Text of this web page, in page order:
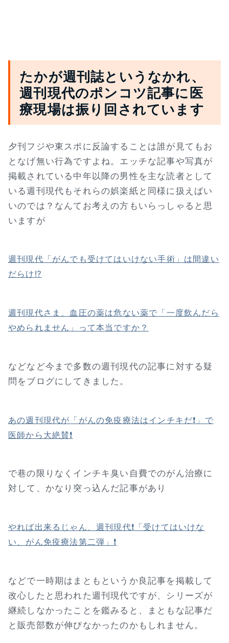
たかが週刊誌というなかれ、
週刊現代のポンコツ記事に医
療現場は振り回されています
夕刊フジや東スポに反論することは誰が見てもお
となげ無い行為ですよね。エッチな記事や写真が
掲載されている中年以降の男性を主な読者として
いる週刊現代もそれらの娯楽紙と同様に扱えばい
いのでは？なんてお考えの方もいらっしゃると思
いますが
週刊現代「がんでも受けてはいけない手術」は間違い
だらけ⁉
週刊現代さま、血圧の薬は危ない薬で「一度飲んだら
やめられません」って本当ですか？
などなど今まで多数の週刊現代の記事に対する疑
問をブログにしてきました。
あの週刊現代が「がんの免疫療法はインチキだ❗」で
医師から大絶賛❗
で巷の限りなくインチキ臭い自費でのがん治療に
対して、かなり突っ込んだ記事があり
やれば出来るじゃん、週刊現代❗「受けてはいけな
い、がん免疫療法第二弾」❗
などで一時期はまともというか良記事を掲載して
改心したと思われた週刊現代ですが、シリーズが
継続しなかったことを鑑みると、まともな記事だ
と販売部数が伸びなかったのかもしれません。